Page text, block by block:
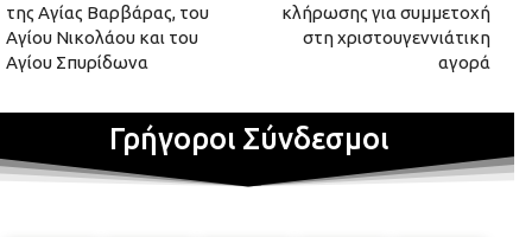
της Aγίας Βαρβάρας, του
Αγίου Νικολάου και του
Αγίου Σπυρίδωνα
κλήρωσης για συμμετοχή
στη χριστουγεννιάτικη
αγορά
Γρήγοροι Σύνδεσμοι